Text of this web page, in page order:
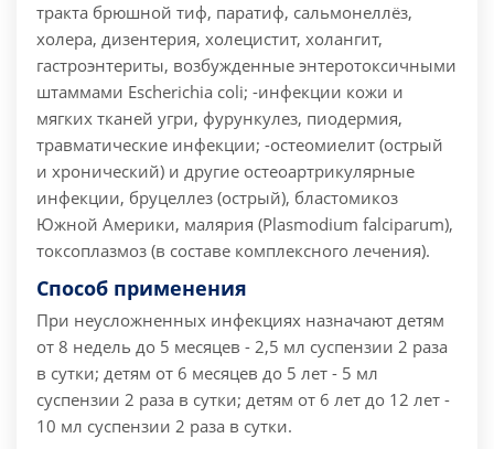
тракта брюшной тиф, паратиф, сальмонеллёз,
холера, дизентерия, холецистит, холангит,
гастроэнтериты, возбужденные энтеротоксичными
штаммами Escherichia coli; -инфекции кожи и
мягких тканей угри, фурункулез, пиодермия,
травматические инфекции; -остеомиелит (острый
и хронический) и другие остеоартрикулярные
инфекции, бруцеллез (острый), бластомикоз
Южной Америки, малярия (Plasmodium falciparum),
токсоплазмоз (в составе комплексного лечения).
Способ применения
При неусложненных инфекциях назначают детям
от 8 недель до 5 месяцев - 2,5 мл суспензии 2 раза
в сутки; детям от 6 месяцев до 5 лет - 5 мл
суспензии 2 раза в сутки; детям от 6 лет до 12 лет -
10 мл суспензии 2 раза в сутки.